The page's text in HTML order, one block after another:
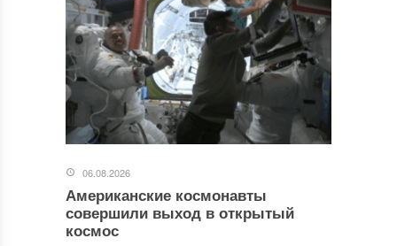
06.08.2026
Американские космонавты
совершили выход в открытый
космос